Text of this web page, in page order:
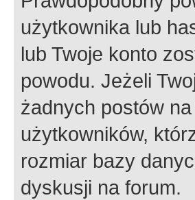
użytkownika lub
lub Twoje konto
powodu. Jeżeli
żadnych postów
użytkowników,
rozmiar bazy
dyskusji na forum.